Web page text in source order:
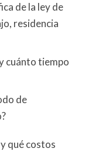
de la ley de
residencia
cuánto tiempo
de
qué costos